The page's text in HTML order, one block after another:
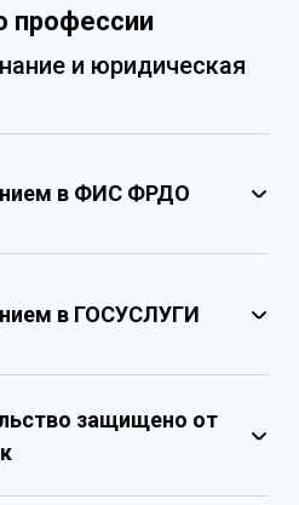
профессии
и юридическая
в ФИС ФРДО
в ГОСУСЛУГИ
защищено от